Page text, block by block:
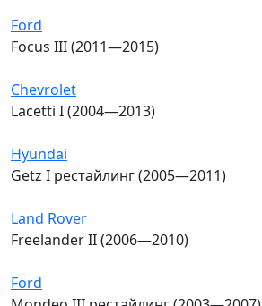
Ford
Focus III (2011—2015)
Chevrolet
Lacetti I (2004—2013)
Hyundai
Getz I рестайлинг (2005—2011)
Land Rover
Freelander II (2006—2010)
Ford